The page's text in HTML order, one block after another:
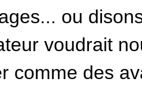
ou
voudrait
comme des